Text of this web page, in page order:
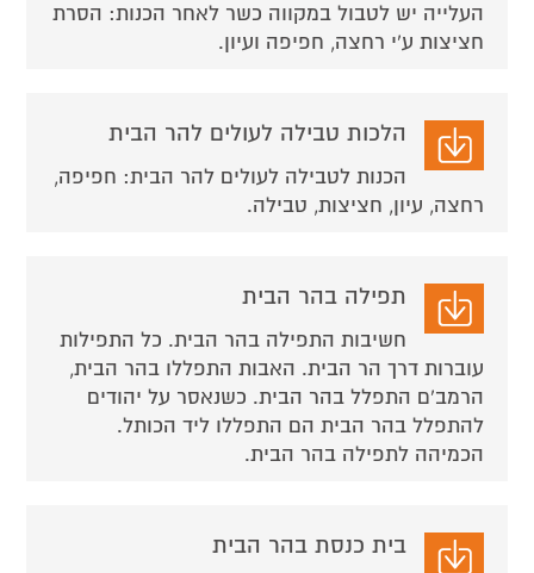
העלייה יש לטבול במקווה כשר לאחר הכנות: הסרת
חציצות ע'י רחצה, חפיפה ועיון.
הלכות טבילה לעולים להר הבית
הכנות לטבילה לעולים להר הבית: חפיפה,
רחצה, עיון, חציצות, טבילה.
תפילה בהר הבית
חשיבות התפילה בהר הבית. כל התפילות
עוברות דרך הר הבית. האבות התפללו בהר הבית,
הרמב'ם התפלל בהר הבית. כשנאסר על יהודים
להתפלל בהר הבית הם התפללו ליד הכותל.
הכמיהה לתפילה בהר הבית.
בית כנסת בהר הבית